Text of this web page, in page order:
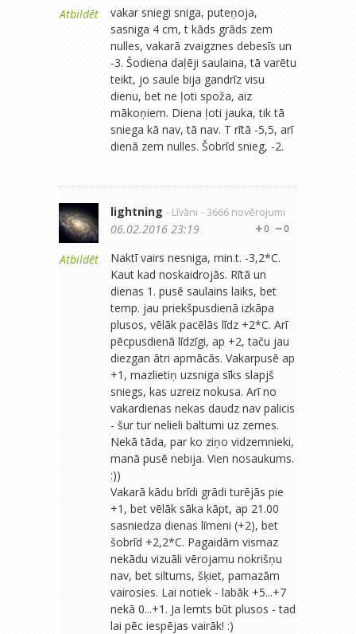
Atbildēt
vakar sniegi sniga, puteņoja,
sasniga 4 cm, t kāds grāds zem
nulles, vakarā zvaigznes debesīs un
-3. Šodiena daļēji saulaina, tā varētu
teikt, jo saule bija gandrīz visu
dienu, bet ne ļoti spoža, aiz
mākoņiem. Diena ļoti jauka, tik tā
sniega kā nav, tā nav. T rītā -5,5, arī
dienā zem nulles. Šobrīd snieg, -2.
Atbildēt
lightning - Līvāni - 3666 novērojumi
0
0
06.02.2016 23:19
Naktī vairs nesniga, min.t. -3,2*C.
Kaut kad noskaidrojās. Rītā un
dienas 1. pusē saulains laiks, bet
temp. jau priekšpusdienā izkāpa
plusos, vēlāk pacēlās līdz +2*C. Arī
pēcpusdienā līdzīgi, ap +2, taču jau
diezgan ātri apmācās. Vakarpusē ap
+1, mazlietiņ uzsniga sīks slapjš
sniegs, kas uzreiz nokusa. Arī no
vakardienas nekas daudz nav palicis
- šur tur nelieli baltumi uz zemes.
Nekā tāda, par ko ziņo vidzemnieki,
manā pusē nebija. Vien nosaukums.
:))
Vakarā kādu brīdi grādi turējās pie
+1, bet vēlāk sāka kāpt, ap 21.00
sasniedza dienas līmeni (+2), bet
šobrīd +2,2*C. Pagaidām vismaz
nekādu vizuāli vērojamu nokrišņu
nav, bet siltums, šķiet, pamazām
vairosies. Lai notiek - labāk +5...+7
nekā 0...+1. Ja lemts būt plusos - tad
lai pēc iespējas vairāk! :)